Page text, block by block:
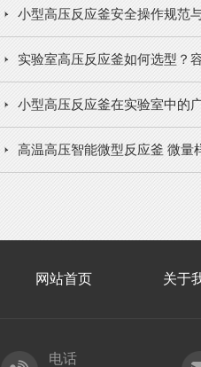
小型高压反应釜安全操作规范
实验室高压反应釜如何选型？
小型高压反应釜在实验室中的
高温高压智能微型反应釜 微量
网站首页 关于
电话